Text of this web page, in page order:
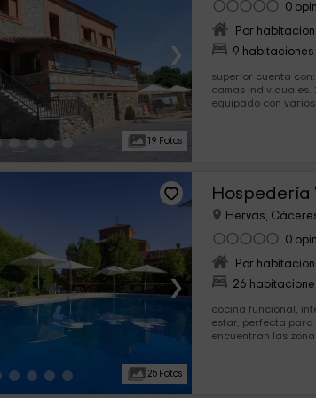
›
19 Fotos
0
Por
9 habitaciones
superior cuenta con: 2 habitaciones triples, amuebladas con
camas individuales. 2 cuartos de baño completos. Un salón
equipado con varios
›
25 Fotos
Hospedería
Hervas,
0
Por
26
cocina funcional,
estar, perfecta para descansar. En el
encuentran las